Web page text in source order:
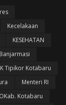
Kecelakaan
KESEHATAN
Tipikor Kotabaru
Menteri RI
OKab. Kotabaru